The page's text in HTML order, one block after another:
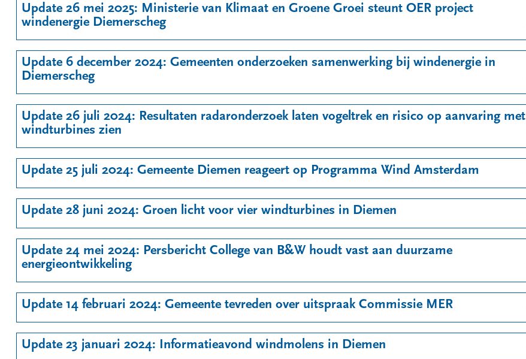
Update 26 mei 2025: Ministerie van Klimaat en Groene Groei steunt OER project
windenergie Diemerscheg
Update 6 december 2024: Gemeenten onderzoeken samenwerking bij windenergie in
Diemerscheg
Update 26 juli 2024: Resultaten radaronderzoek laten vogeltrek en risico op aanvaring met
windturbines zien
Update 25 juli 2024: Gemeente Diemen reageert op Programma Wind Amsterdam
Update 28 juni 2024: Groen licht voor vier windturbines in Diemen
Update 24 mei 2024: Persbericht College van B&W houdt vast aan duurzame
energieontwikkeling
Update 14 februari 2024: Gemeente tevreden over uitspraak Commissie MER
Update 23 januari 2024: Informatieavond windmolens in Diemen